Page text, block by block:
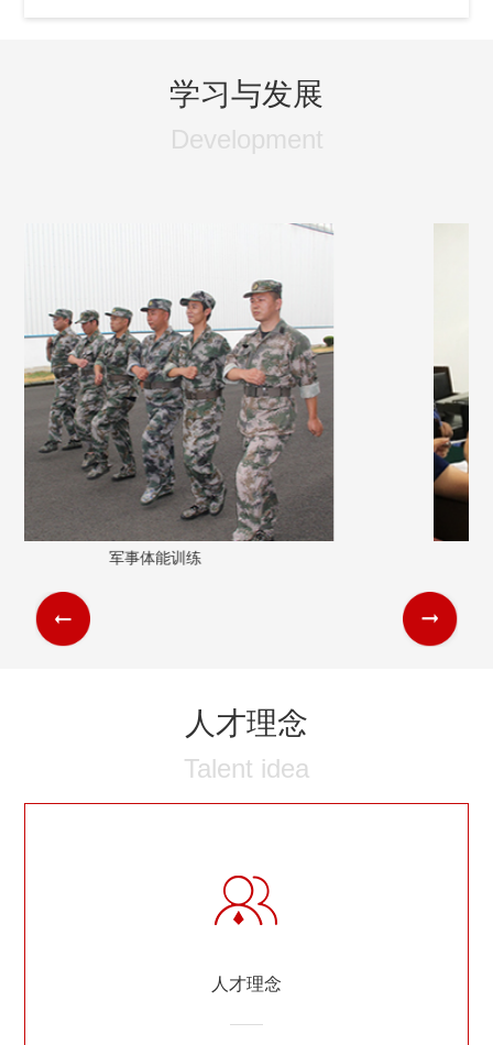
学习与发展
Development
军事体能训练
人才理念
Talent idea
人才理念